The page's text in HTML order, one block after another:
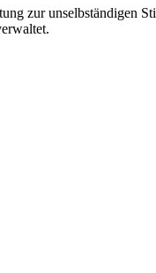
zur unselbständigen